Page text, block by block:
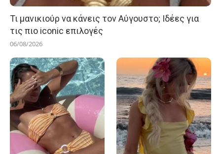
Τι μανικιούρ να κάνεις τον Αύγουστο; Ιδέες για
τις πιο iconic επιλογές
06/08/2026